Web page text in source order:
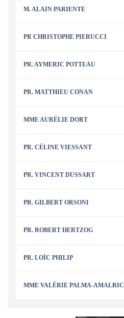
M. ALAIN PARIENTE
PR CHRISTOPHE PIERUCCI
PR. AYMERIC POTTEAU
PR. MATTHIEU CONAN
MME AURÉLIE DORT
PR. CÉLINE VIESSANT
PR. VINCENT DUSSART
PR. GILBERT ORSONI
PR. ROBERT HERTZOG
PR. LOÏC PHILIP
MME VALÉRIE PALMA-AMALRIC